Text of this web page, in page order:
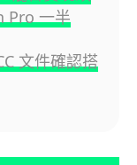
Pro 一半
文件確認搭